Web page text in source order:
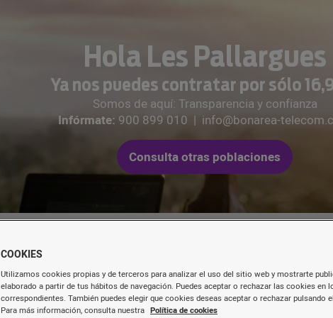
Hola Les Pallargues
Ya nos puedes contratar por sólo
Somos de aquí: Transparencia y confianza
Infórmate: 900 899 010 | info@bonarea-
Consulta otras poblaciones
Les nostres tarifes de
COOKIES
Utilizamos cookies propias y de terceros para analizar el uso del sitio web y mostrarte
elaborado a partir de tus hábitos de navegación. Puedes aceptar o rechazar las cookies en
correspondientes. También puedes elegir que cookies deseas aceptar o rechazar pulsando
Para más información, consulta nuestra Política de cookies